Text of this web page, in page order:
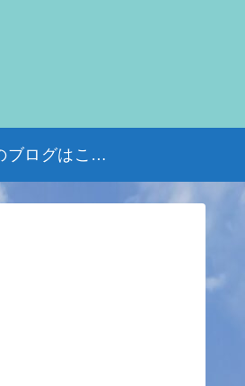
息子のブログはこちら